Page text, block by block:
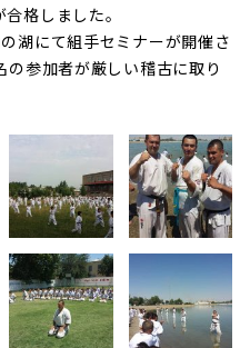
格しました。
湖にて組手セミナーが開催さ
参加者が厳しい稽古に取り